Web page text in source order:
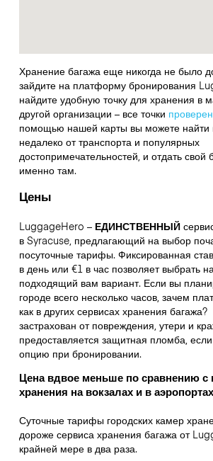
Хранение багажа еще никогда не было
зайдите на платформу бронирования
найдите удобную точку для хранения в
другой организации – все точки
помощью нашей карты вы можете найти
недалеко от транспорта и популярных
достопримечательностей, и отдать свой
именно там.
Цены
LuggageHero – ЕДИНСТВЕННЫЙ
в Syracuse, предлагающий на выбор
посуточные тарифы. Фиксированная
в день или €1 в час позволяет выбрать
подходящий вам вариант. Если вы
городе всего несколько часов, зачем
как в других сервисах хранения багажа?
застрахован от повреждения, утери и
предоставляется защитная пломба,
опцию при бронировании.
Цена вдвое меньше по сравнению с
хранения на вокзалах и в аэропортах
Суточные тарифы городских камер
дороже сервиса хранения багажа от
крайней мере в два раза.